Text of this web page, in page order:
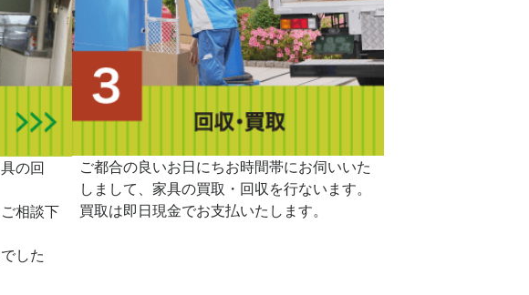
の回
相談下
した
ご都合の良いお日にちお時間帯にお伺いいた
しまして、家具の買取・回収を行ないます。
買取は即日現金でお支払いたします。